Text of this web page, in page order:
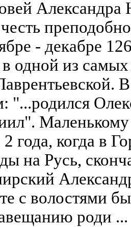
Александра
- декабре
одной из
"...родился
года, когда в
на Русь,
с волостями
роди